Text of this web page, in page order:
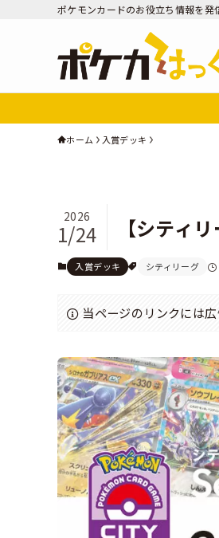
ポケモンカードのお役立ち情報を発
ホーム 入賞デッキ
【シティ
2026
1/24
入賞デッキ シティリーグ
当ページのリンクには広